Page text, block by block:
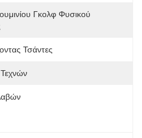
Γκολφ Φυσικού
Τσάντες